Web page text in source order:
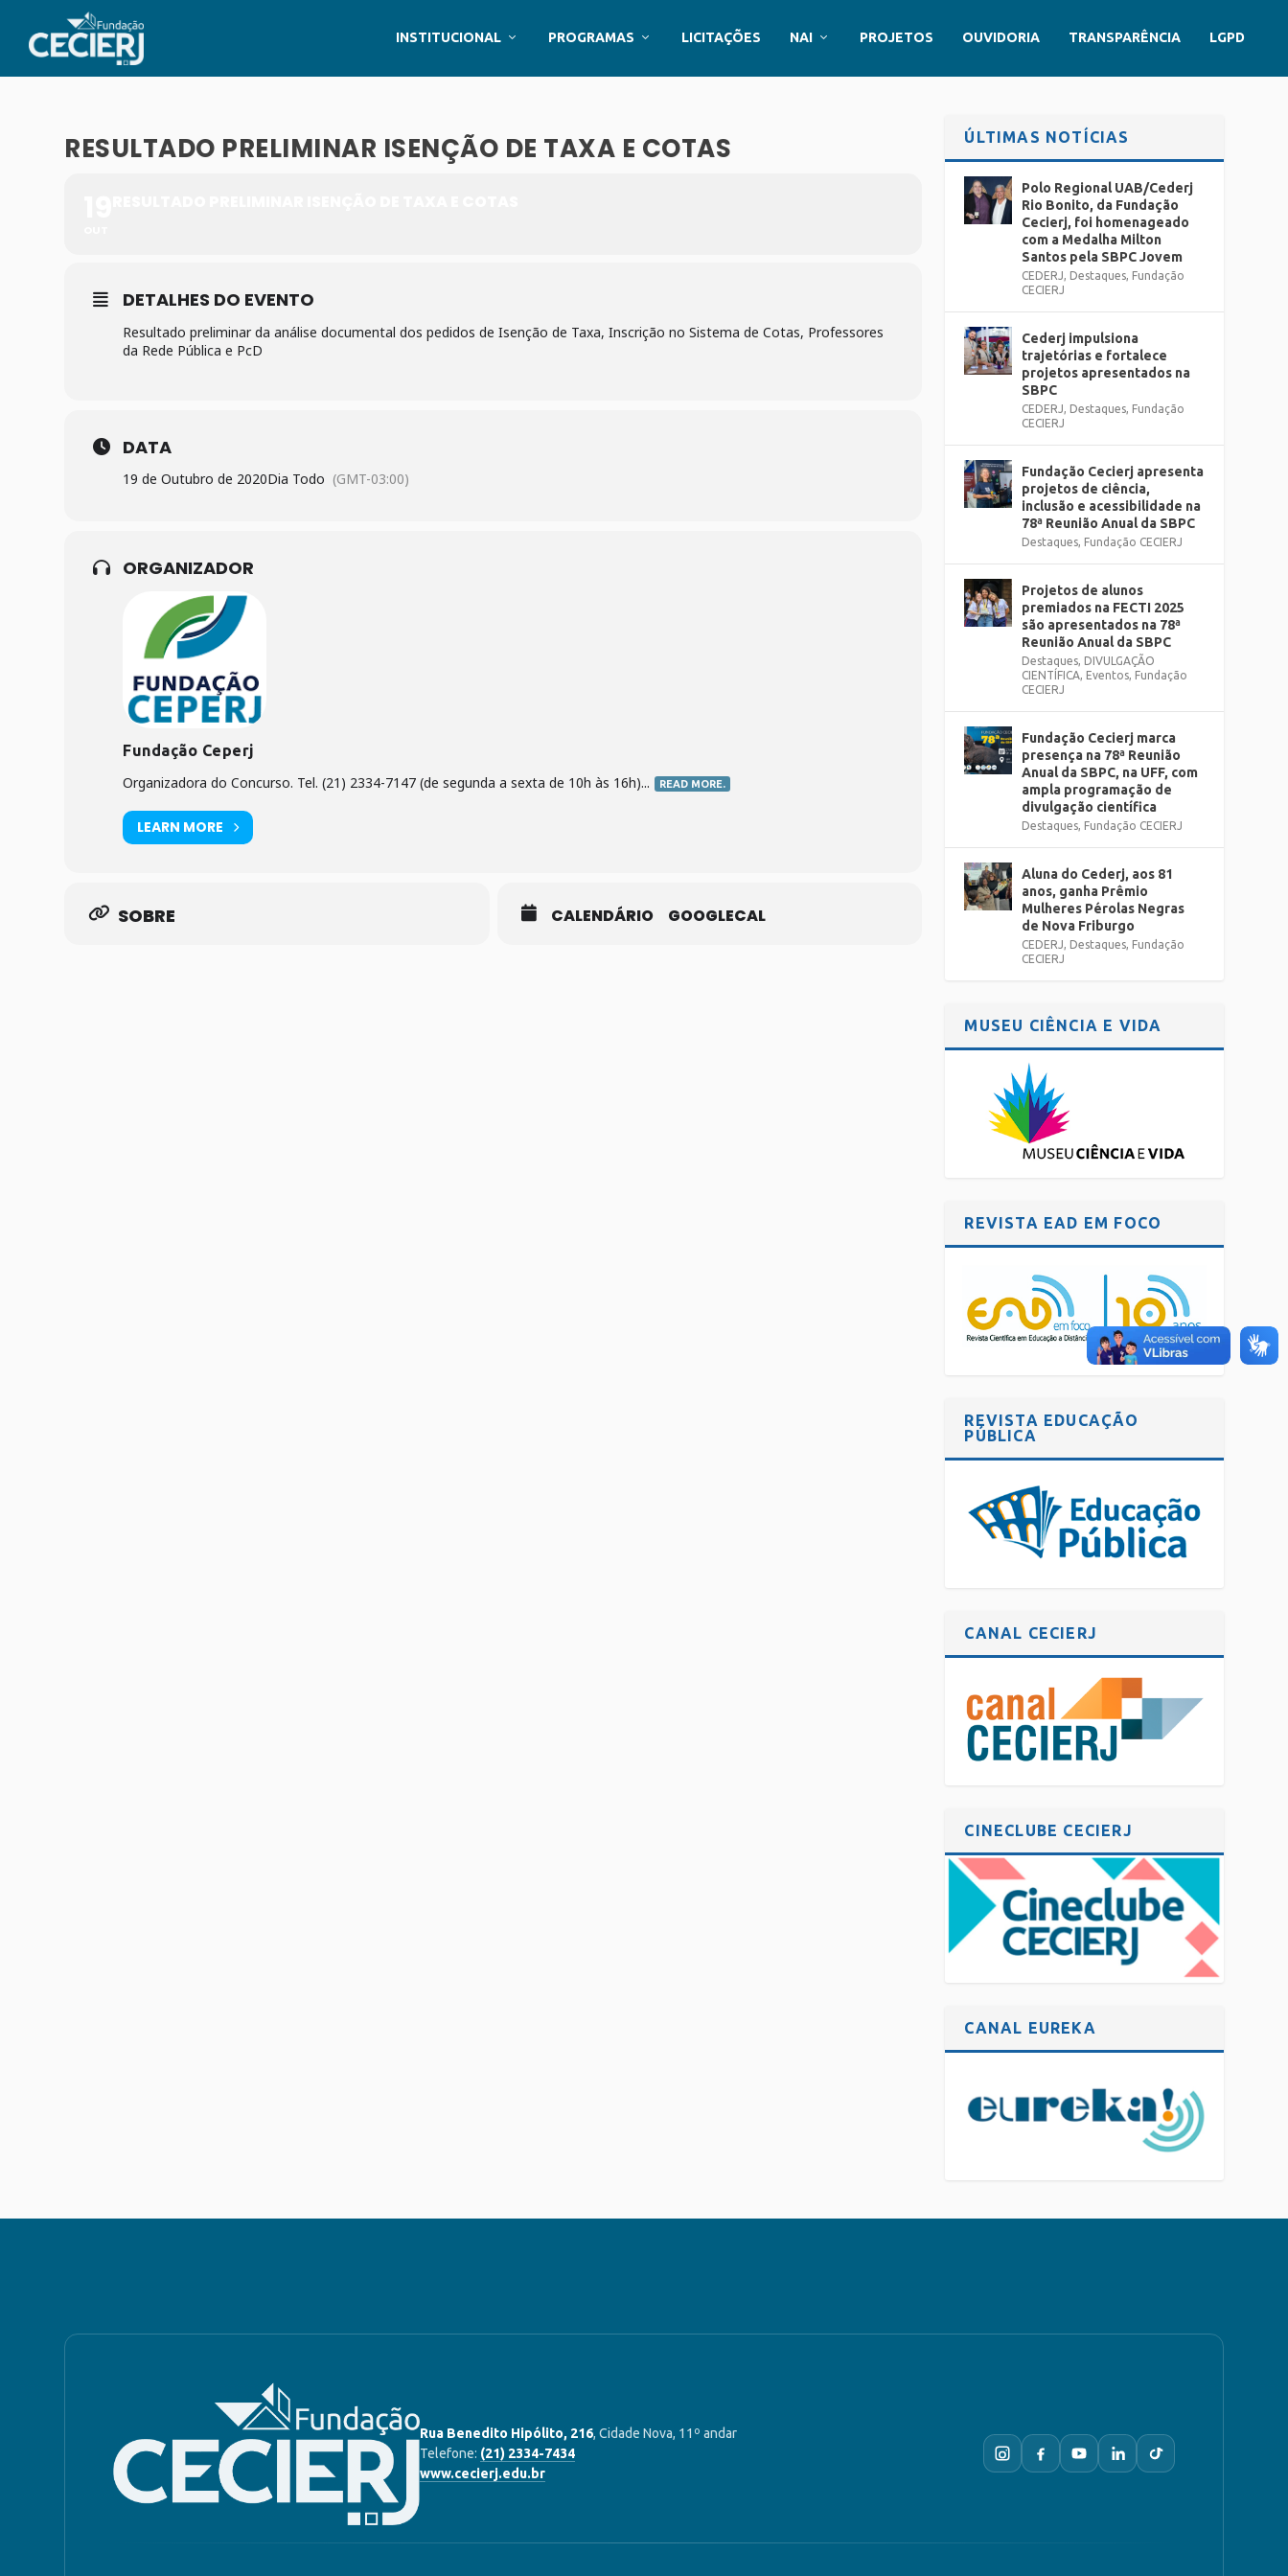
INSTITUCIONAL PROGRAMAS LICITAÇÕES NAI PROJETOS OUVIDORIA TRANSPARÊNCIA LGPD
RESULTADO PRELIMINAR ISENÇÃO DE TAXA E COTAS
DETALHES DO EVENTO
Resultado preliminar da análise documental dos pedidos de Isenção de Taxa, Inscrição no Sistema de Cotas, Professores
da Rede Pública e PcD
DATA
19 de Outubro de 2020Dia Todo (GMT-03:00)
ORGANIZADOR
Fundação Ceperj
Organizadora do Concurso. Tel. (21) 2334-7147 (de segunda a sexta de 10h às 16h)... READ MORE.
LEARN MORE
SOBRE CALENDÁRIO GOOGLECAL
ÚLTIMAS NOTÍCIAS
Polo Regional UAB/Cederj
Rio Bonito, da Fundação
Cecierj, foi homenageado
com a Medalha Milton
Santos pela SBPC Jovem
CEDERJ, Destaques, Fundação
CECIERJ
Cederj impulsiona
trajetórias e fortalece
projetos apresentados na
SBPC
CEDERJ, Destaques, Fundação
CECIERJ
Fundação Cecierj apresenta
projetos de ciência,
inclusão e acessibilidade na
78ª Reunião Anual da SBPC
Destaques, Fundação CECIERJ
Projetos de alunos
premiados na FECTI 2025
são apresentados na 78ª
Reunião Anual da SBPC
Destaques, DIVULGAÇÃO
CIENTÍFICA, Eventos, Fundação
CECIERJ
Fundação Cecierj marca
presença na 78ª Reunião
Anual da SBPC, na UFF, com
ampla programação de
divulgação científica
Destaques, Fundação CECIERJ
Aluna do Cederj, aos 81
anos, ganha Prêmio
Mulheres Pérolas Negras
de Nova Friburgo
CEDERJ, Destaques, Fundação
CECIERJ
MUSEU CIÊNCIA E VIDA
REVISTA EAD EM FOCO
REVISTA EDUCAÇÃO
PÚBLICA
CANAL CECIERJ
CINECLUBE CECIERJ
CANAL EUREKA
Rua Benedito Hipólito, 216, Cidade Nova, 11º andar
Telefone: (21) 2334-7434
www.cecierj.edu.br